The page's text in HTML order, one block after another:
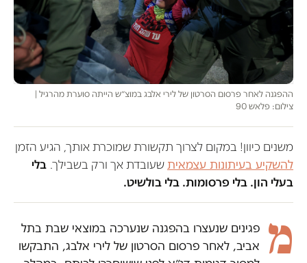
ההפגנה לאחר פרסום הסרטון של לירי אלבג במוצ״ש הייתה סוערת מהרגיל |
צילום: פלאש 90
משנים כיוון! במקום לצרוך תקשורת שמוכרת אותך, הגיע הזמן
להשקיע בעיתונות עצמאיתשעובדת אך ורק בשבילך. בלי
בעלי הון. בלי פרסומות. בלי בולשיט.
מ פגינים שנעצרו בהפגנה שנערכה במוצאי שבת בתל
אביב, לאחר פרסום הסרטון של לירי אלבג, התבקשו